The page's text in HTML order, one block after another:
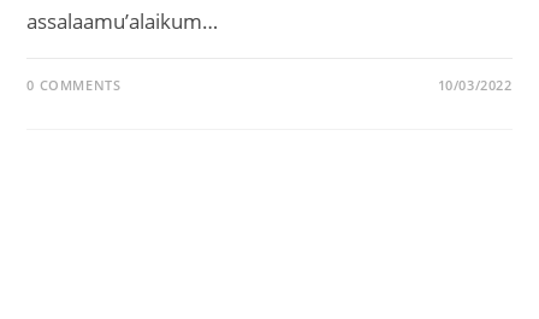
assalaamu’alaikum…
0 COMMENTS 10/03/2022